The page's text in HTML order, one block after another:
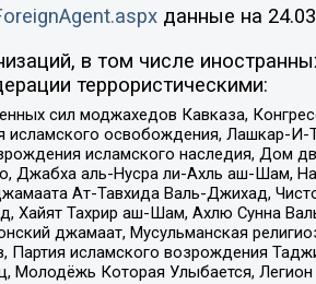
данные на
в том числе
террористическими:
сил моджахедов Кавказа,
исламского освобождения, Лашкар-
исламского наследия, Дом
Джабха аль-Нусра ли-Ахль аш-Шам,
Ат-Тавхида Валь-Джихад,
Хайят Тахрир аш-Шам, Ахлю Сунна
джамаат, Мусульманская
исламского возрождения
Молодёжь Которая Улыбается,